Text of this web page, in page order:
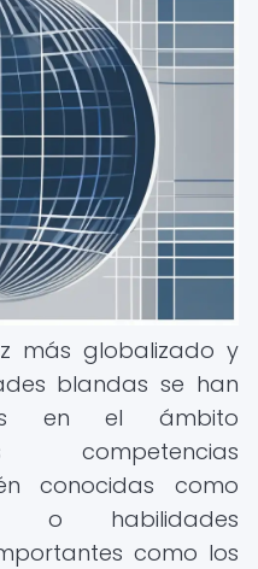
más globalizado y
blandas se han
en el ámbito
competencias
conocidas como
o habilidades
como los